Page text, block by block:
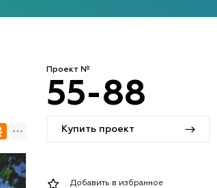
Проект №
55-88
Купить проект
Добавить в избранное